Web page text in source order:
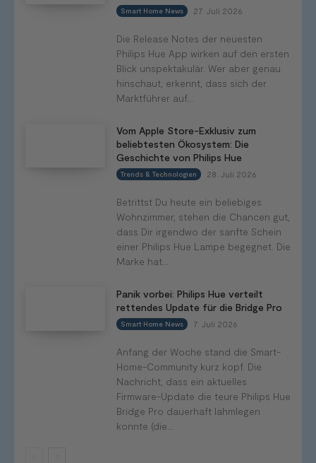
Smart Home News 27. Juli 2026
Die Release Notes der neuesten
Philips Hue App wirken auf den ersten
Blick unspektakulär. Wer aber genau
hinschaut, erkennt, dass sich der
Marktführer auf...
Vom Apple Store-Exklusiv zum
beliebtesten Ökosystem: Die
Geschichte von Philips Hue
Trends & Technologien 28. Juli 2026
Betrittst Du heute ein beliebiges
Wohnzimmer, stehen die Chancen gut,
dass Dir irgendwo der sanfte Schein
einer Philips Hue Lampe begegnet. Die
Marke hat...
Panik vorbei: Philips Hue verteilt
rettendes Update für die Bridge Pro
Smart Home News 7. Juli 2026
Anfang der Woche stand die Smart-
Home-Community kurz kopf. Die
Nachricht, dass ein aktuelles
Firmware-Update die teure Philips Hue
Bridge Pro dauerhaft lahmlegen
konnte (die...